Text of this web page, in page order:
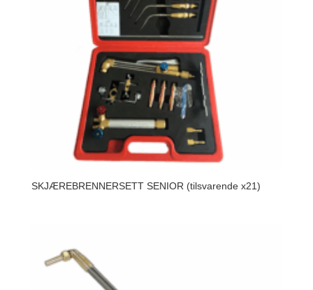
SKJÆREBRENNERSETT SENIOR (tilsvarende x21)